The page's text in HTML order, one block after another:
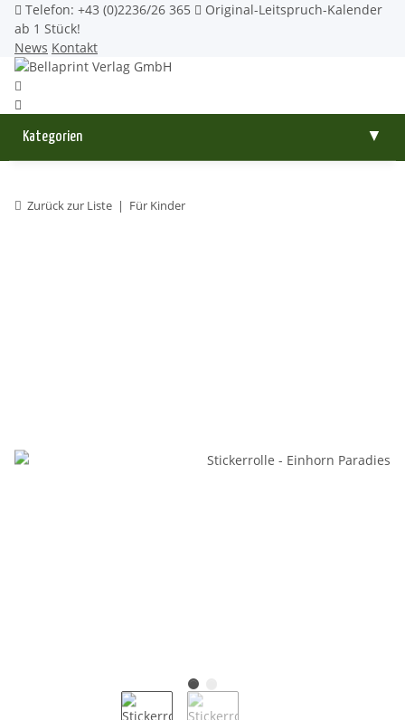
Telefon: +43 (0)2236/26 365
Original-Leitspruch-Kalender
ab 1 Stück!
News Kontakt
Kategorien ▼
Zurück zur Liste Für Kinder